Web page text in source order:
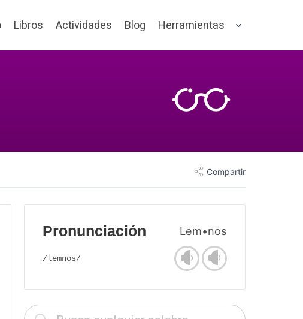
Libros Actividades Blog Herramientas
Compartir
Pronunciación Lem•nos
/lemnos/